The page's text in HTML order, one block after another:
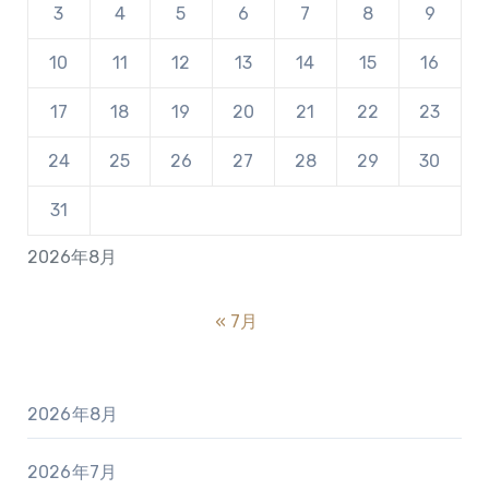
2026年8月
3 4 5 6 7 8 9
10 11 12 13 14 15 16
17 18 19 20 21 22 23
24 25 26 27 28 29 30
31
« 7月
2026年8月
2026年7月